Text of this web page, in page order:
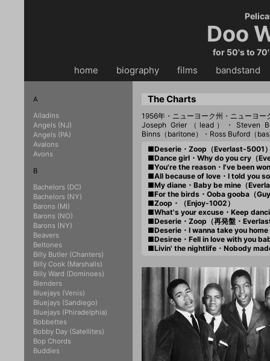
Doo
for 50's to
home biography・・ films bandstand
The Charts
1956年・ニューヨーク州・ニューヨー
Joseph Grier（lead）・Steven
Binns（baritone）・Ross Buford（
■Deserie・Zoop（Everlast-5001
■Dance girl・Why do you cry（
■You're the reason・I've been
■All because of love・I told you
■My diane・Baby be mine（
■For the birds・Ooba gooba（
■Zoop・（Enjoy-1002）
■What's your excuse・Keep
■Deserie・Zoop（再発盤・
■Deserie・I wanna take you home
■Desiree・Fell in love with you
■Livin' the nightlife・Nobody
A
Alladins
Angels (NJ)
Angels (PA)
Avalons
Avons
B
Bachelors (DC)
Bachelors (NY)
Barons (MI)
Barons (NO)
Barons (NY)
Beavers
Beltones
Billy Butler (Chanters)
Billy Cook (Marshalls)
Billy Ward (Dominoes)
Blenders
Bluejays (Venis)
Bluejays (Sandiego)
Bluejays (Phiradelphia)
Bobbettes
Bobby Day (Satellites)
Bop Chords
Buddies